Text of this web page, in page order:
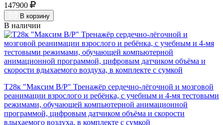
147900
В корзину
В наличии
Т28к "Максим В/Р" Тренажёр сердечно-лёгочной и мозговой
реанимации взрослого и ребёнка, с учебным и 4-мя тестовыми
режимами, обучающей компьютерной анимационной
программой, цифровым датчиком объёма и скорости
вдыхаемого воздуха, в комплекте с сумкой